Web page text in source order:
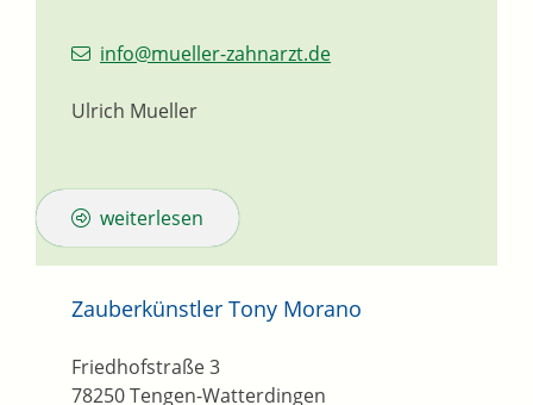
info@mueller-zahnarzt.de
Ulrich Mueller
weiterlesen
Zauberkünstler Tony Morano
Friedhofstraße 3
78250Tengen-Watterdingen